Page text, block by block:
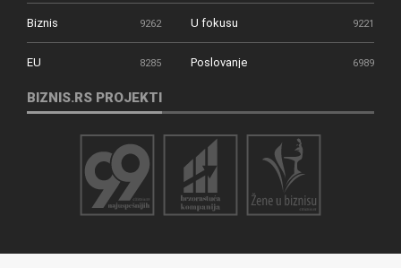
Biznis 9262 U fokusu 9221
EU 8285 Poslovanje 6989
BIZNIS.RS PROJEKTI